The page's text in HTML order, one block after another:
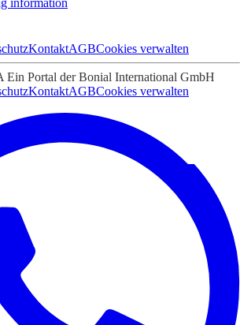
information
KontaktAGBCookies verwalten
Portal der Bonial International GmbH
KontaktAGBCookies verwalten